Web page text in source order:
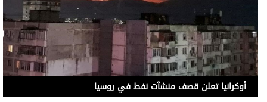
أوكرانيا تعلن قصف منشآت نفط في روسيا